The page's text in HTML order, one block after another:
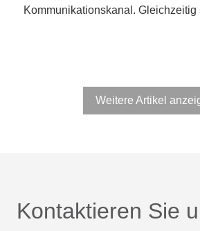
Kommunikationskanal.
Weitere Artikel
Kontaktieren Sie